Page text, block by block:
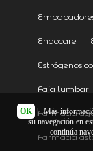
Endocare
Estrógenos
Faja lumbar
Farmacia
Farmacia
OK | Más
su navegación en
continúa